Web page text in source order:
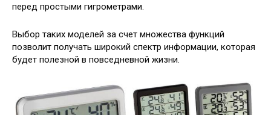
перед простыми гигрометрами.
Выбор таких моделей за счет множества функций
позволит получать широкий спектр информации, которая
будет полезной в повседневной жизни.